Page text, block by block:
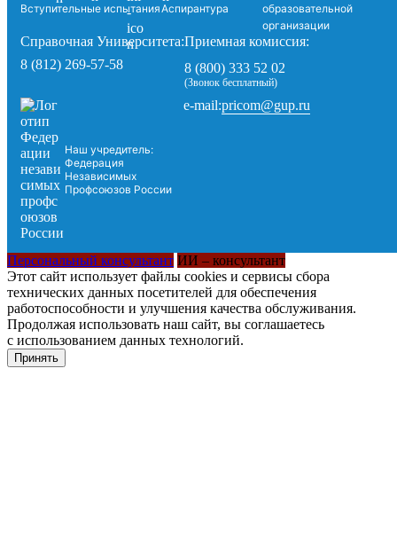
Вступительные испытанияАспирантура
образовательной
организации
Справочная Университета:
8 (812) 269-57-58
Приемная комиссия:
8 (800) 333 52 02
(Звонок бесплатный)
Наш учредитель:
Федерация
Независимых
Профсоюзов России
e-mail:pricom@gup.ru
Персональный консультант ИИ – консультант
Этот сайт использует файлы cookies и сервисы сбора
технических данных посетителей для обеспечения
работоспособности и улучшения качества обслуживания.
Продолжая использовать наш сайт, вы соглашаетесь
с использованием данных технологий.
Принять